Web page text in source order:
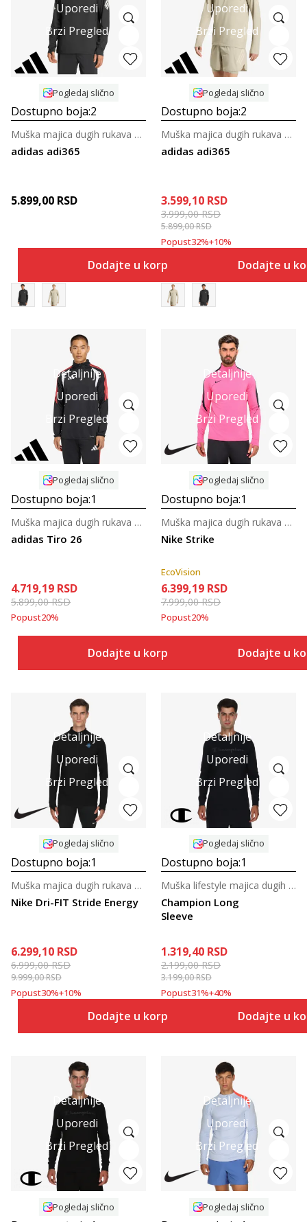
Uporedi
Brzi Pregled
Pogledaj slično
Dostupno boja:2
adidas adi365
Muška majica dugih rukava za trčanje
5.899,00 RSD
Dodajte u korpu
Uporedi
Brzi Pregled
Pogledaj slično
Dostupno boja:2
adidas adi365
Muška majica dugih rukava za trčanje
3.599,10 RSD
3.999,00RSD
5.899,00RSD
Popust32%+10%
Dodajte u
Detaljnije
Uporedi
Brzi Pregled
Pogledaj slično
Dostupno boja:1
adidas Tiro 26
Muška majica dugih rukava za fudbal
4.719,19 RSD
5.899,00RSD
Popust20%
Dodajte u korpu
Detaljnije
Uporedi
Brzi Pregled
Pogledaj slično
Dostupno boja:1
Nike Strike
Muška majica dugih rukava za fudbal
EcoVision
6.399,19 RSD
7.999,00RSD
Popust20%
Dodajte u
Detaljnije
Uporedi
Brzi Pregled
Pogledaj slično
Dostupno boja:1
Nike Dri-FIT Stride Energy
Muška majica dugih rukava za trčanje
6.299,10 RSD
6.999,00RSD
9.999,00RSD
Popust30%+10%
Dodajte u korpu
Detaljnije
Uporedi
Brzi Pregled
Pogledaj slično
Dostupno boja:1
Champion Long
Sleeve
Muška lifestyle majica dugih rukava
1.319,40 RSD
2.199,00RSD
3.199,00RSD
Popust31%+40%
Dodajte u
Detaljnije
Uporedi
Brzi Pregled
Pogledaj slično
Detaljnije
Uporedi
Brzi Pregled
Pogledaj slično